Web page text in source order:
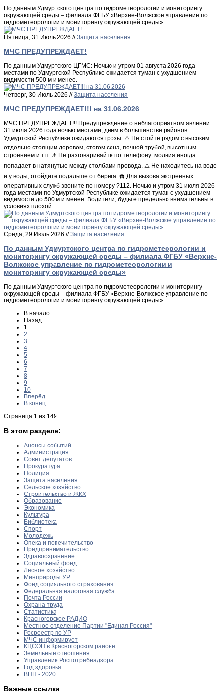
По данным Удмуртского центра по гидрометеорологии и мониторингу
окружающей среды – филиала ФГБУ «Верхне-Волжское управление по
гидрометеорологии и мониторингу окружающей среды».
Пятница, 31 Июль 2026 //Защита населения
МЧС ПРЕДУПРЕЖДАЕТ!
По данным Удмуртского ЦГМС: Ночью и утром 01 августа 2026 года
местами по Удмуртской Республике ожидается туман с ухудшением
видимости 500 м и менее.
Четверг, 30 Июль 2026 //Защита населения
МЧС ПРЕДУПРЕЖДАЕТ!!! на 31.06.2026
МЧС ПРЕДУПРЕЖДАЕТ!!! Предупреждение о неблагоприятном явлении:
31 июля 2026 года ночью местами, днем в большинстве районов
Удмуртской Республики ожидаются грозы. ⚠️ Не стойте рядом с высоким
отдельно стоящим деревом, стогом сена, печной трубой, высотным
строением и т.п. ⚠️ Не разговаривайте по телефону: молния иногда
попадает в натянутые между столбами провода. ⚠️ Не находитесь на воде
и у воды, отойдите подальше от берега. ☎️ Для вызова экстренных
оперативных служб звоните по номеру ?112. Ночью и утром 31 июля 2026
года местами по Удмуртской Республике ожидается туман с ухудшением
видимости до 500 м и менее. Водители, будьте предельно внимательны в
условиях плохой…
Среда, 29 Июль 2026 //Защита населения
По данным Удмуртского центра по гидрометеорологии и
мониторингу окружающей среды – филиала ФГБУ «Верхне-
Волжское управление по гидрометеорологии и
мониторингу окружающей среды»
По данным Удмуртского центра по гидрометеорологии и мониторингу
окружающей среды – филиала ФГБУ «Верхне-Волжское управление по
гидрометеорологии и мониторингу окружающей среды»
В начало
Назад
1
2
3
4
5
6
7
8
9
10
Вперёд
В конец
Страница 1 из 149
В этом разделе:
Анонсы событий
Администрация
Совет депутатов
Прокуратура
Полиция
Защита населения
Сельское хозяйство
Строительство и ЖКХ
Образование
Экономика
Культура
Библиотека
Спорт
Молодежь
Опека и попечительство
Предпринимательство
Здравоохранение
Социальный фонд
Лесное хозяйство
Минприроды УР
Фонд социального страхования
Федеральная налоговая служба
Почта России
Охрана труда
Статистика
Красногорское РАДИО
Местное отделение Партии "Единая Россия"
Росреестр по УР
МЧС информирует
КЦСОН в Красногорском районе
Земельные отношения
Управление Роспотребнадзора
Год здоровья
ВПН - 2020
Важные ссылки